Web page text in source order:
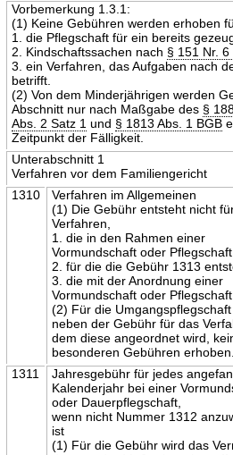
Vorbemerkung 1.3.1:
(1) Keine Gebühren werden erhoben
1. die Pflegschaft für ein bereits
2. Kindschaftssachen nach § 151 Nr.
3. ein Verfahren, das Aufgaben nach
betrifft.
(2) Von dem Minderjährigen werden
Abschnitt nur nach Maßgabe des §
Abs. 2 Satz 1 und § 1813 Abs. 1 BGB
Zeitpunkt der Fälligkeit.
Unterabschnitt 1
Verfahren vor dem Familiengericht
1310
Verfahren im Allgemeinen
(1) Die Gebühr entsteht nicht
Verfahren,
1. die in den Rahmen einer
Vormundschaft oder Pflegschaft
2. für die die Gebühr 1313
3. die mit der Anordnung einer
Vormundschaft oder Pflegschaft
(2) Für die
neben der Gebühr für das
dem diese angeordnet wird,
besonderen Gebühren erhoben.
1311
Jahresgebühr für jedes
Kalenderjahr bei einer
oder Dauerpflegschaft,
wenn nicht Nummer 1312
ist
(1) Für die Gebühr wird das